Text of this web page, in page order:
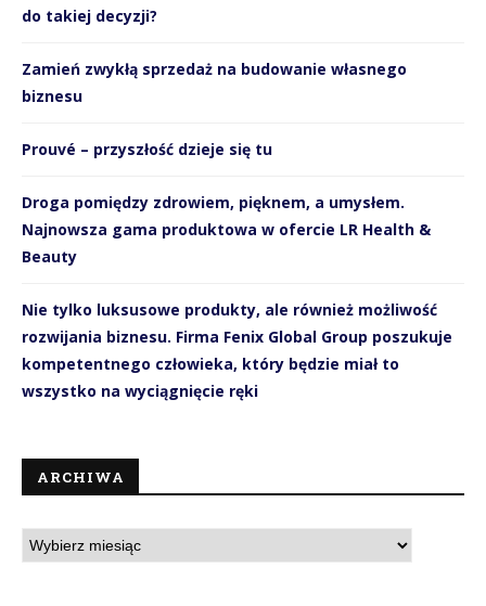
do takiej decyzji?
Zamień zwykłą sprzedaż na budowanie własnego
biznesu
Prouvé – przyszłość dzieje się tu
Droga pomiędzy zdrowiem, pięknem, a umysłem.
Najnowsza gama produktowa w ofercie LR Health &
Beauty
Nie tylko luksusowe produkty, ale również możliwość
rozwijania biznesu. Firma Fenix Global Group poszukuje
kompetentnego człowieka, który będzie miał to
wszystko na wyciągnięcie ręki
ARCHIWA